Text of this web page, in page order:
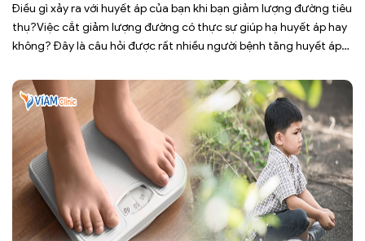
Điều gì xảy ra với huyết áp của bạn khi bạn giảm lượng đường tiêu
thụ?Việc cắt giảm lượng đường có thực sự giúp hạ huyết áp hay
không? Đây là câu hỏi được rất nhiều người bệnh tăng huyết áp
[…]